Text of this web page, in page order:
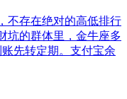
存在绝对的高低排行
的群体里，金牛座多
先转定期。支付宝余